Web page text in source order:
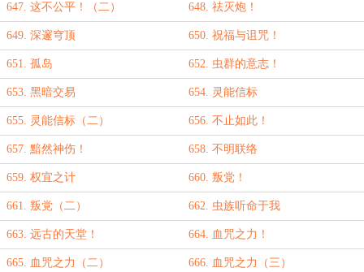
647. 这不公平！（二） 648. 祛灭炮！
649. 深邃穹顶 650. 祝福与诅咒！
651. 孤岛 652. 虫群的意志！
653. 黑暗交易 654. 灵能信标
655. 灵能信标（二） 656. 不止如此！
657. 黯然神伤！ 658. 不明联络
659. 权宜之计 660. 叛党！
661. 叛党（二） 662. 虫族听命于我
663. 远古的天堂！ 664. 血咒之力！
665. 血咒之力（二） 666. 血咒之力（三）